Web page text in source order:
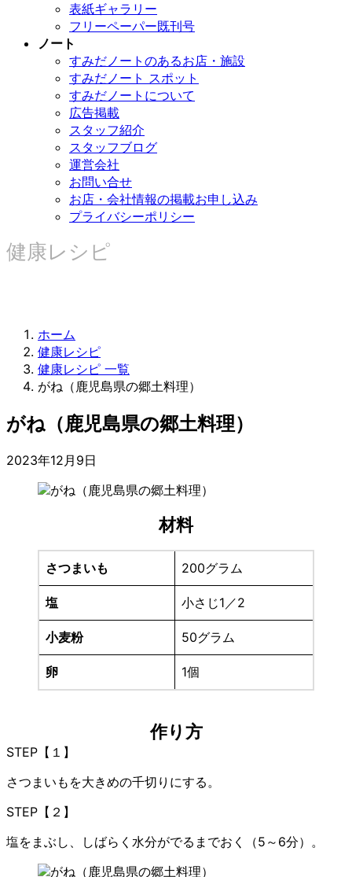
表紙ギャラリー
フリーペーパー既刊号
ノート
すみだノートのあるお店・施設
すみだノート スポット
すみだノートについて
広告掲載
スタッフ紹介
スタッフブログ
運営会社
お問い合せ
お店・会社情報の掲載お申し込み
プライバシーポリシー
健康レシピ
ホーム
健康レシピ
健康レシピ 一覧
がね（鹿児島県の郷土料理）
がね（鹿児島県の郷土料理）
2023年12月9日
材料
さつまいも 200グラム
塩 小さじ1／2
小麦粉 50グラム
卵 1個
作り方
STEP【１】
さつまいもを大きめの千切りにする。
STEP【２】
塩をまぶし、しばらく水分がでるまでおく（5～6分）。